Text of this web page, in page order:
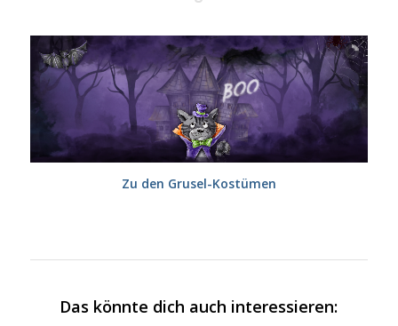
Zu den Grusel-Kostümen
Das könnte dich auch interessieren: